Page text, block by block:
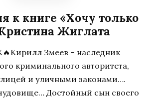
к книге «Хочу только
Жиглата
Змеев – наследник
криминального авторитета,
и уличными законами….
Достойный сын своего